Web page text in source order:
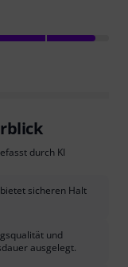
durch KI
sicheren Halt
und
ausgelegt.